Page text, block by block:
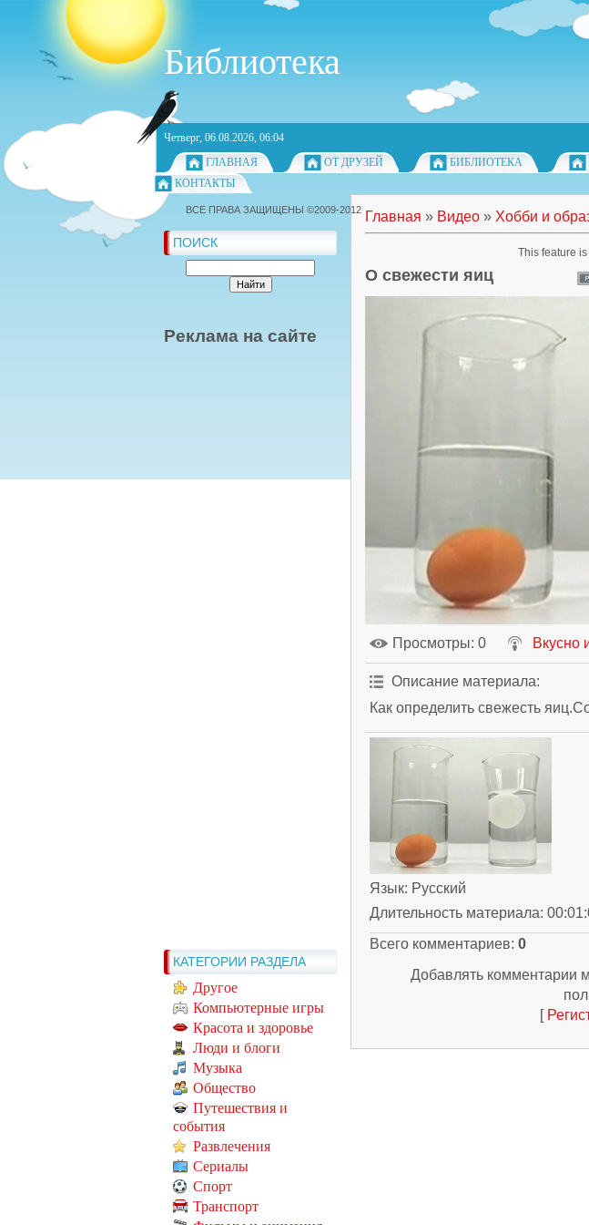
Библиотека
Четверг, 06.08.2026, 06:04
ГЛАВНАЯ
ОТ ДРУЗЕЙ БИБЛИОТЕКА
КОНТАКТЫ
ПОИСК
Реклама на сайте
КАТЕГОРИИ РАЗДЕЛА
Другое
Компьютерные игры
Красота и здоровье
Люди и блоги
Музыка
Общество
Путешествия и
события
Развлечения
Сериалы
Спорт
Транспорт
Главная » Видео » Хобби и
О свежести яиц
Просмотры: 0 Вкусно
Описание материала:
Как определить свежесть
Язык: Русский
Длительность материала:
Всего комментариев: 0
Добавлять комментарии
[
ВСЕ ПРАВА ЗАЩИЩЕНЫ ©2009-2012
This feature